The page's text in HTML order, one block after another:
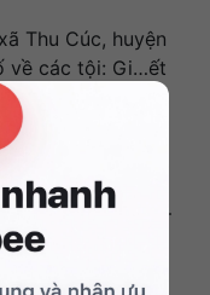
Thu Cúc, huyện
về các tội: Gi…ết
tàng trữ, sử
tổ 4 khu 5,
Quảng Ninh –
bị khởi tố tội